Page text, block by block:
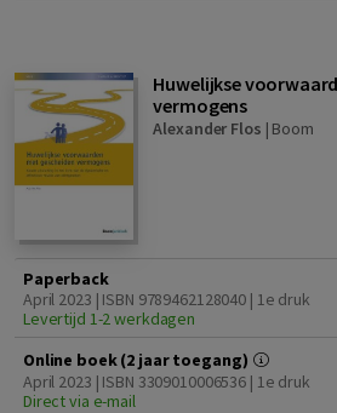
Huwelijkse
vermogens
Alexander Flos | Boom
Paperback
April 2023 | ISBN 9789462128040 | 1e druk
Levertijd 1-2 werkdagen
Online boek (2 jaar toegang)
April 2023 | ISBN 3309010006536 | 1e druk
Direct via e-mail